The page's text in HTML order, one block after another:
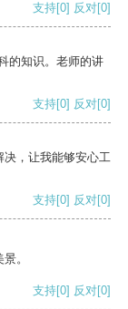
支持[0] 反对[0]
的知识。老师的讲
支持[0] 反对[0]
决，让我能够安心工
支持[0] 反对[0]
。
支持[0] 反对[0]